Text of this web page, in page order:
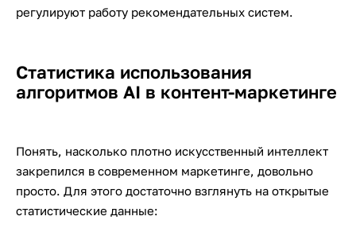
регулируют работу рекомендательных систем.
Статистика использования
алгоритмов AI в контент-маркетинге
Понять, насколько плотно искусственный интеллект
закрепился в современном маркетинге, довольно
просто. Для этого достаточно взглянуть на открытые
статистические данные: